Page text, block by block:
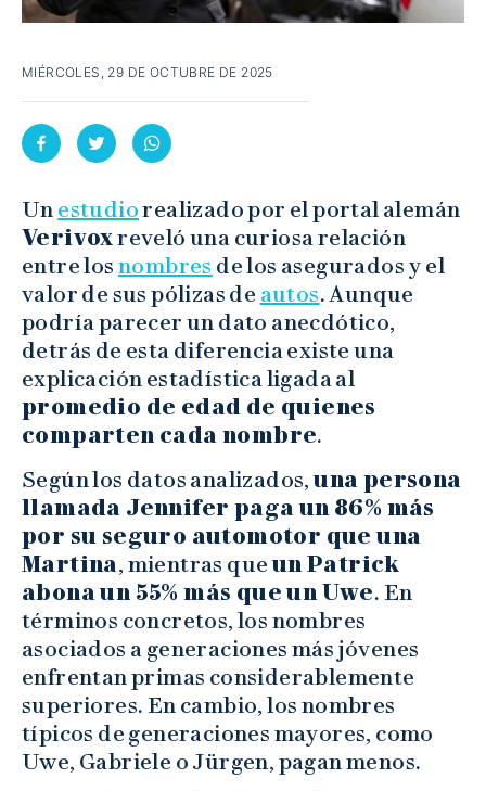
MIÉRCOLES, 29 DE OCTUBRE DE 2025
Un estudiorealizado por el portal alemán
Verivoxreveló una curiosa relación
entre losnombres de los asegurados y el
valor de sus pólizas de autos. Aunque
podría parecer un dato anecdótico,
detrás de esta diferencia existe una
explicación estadística ligada al
promedio de edad de quienes
comparten cada nombre.
Según los datos analizados,una persona
llamada Jennifer paga un 86% más
por su seguro automotor que una
Martina, mientras queun Patrick
abona un 55% más que un Uwe. En
términos concretos, los nombres
asociados a generaciones más jóvenes
enfrentan primas considerablemente
superiores. En cambio, los nombres
típicos de generaciones mayores, como
Uwe, Gabriele o Jürgen, pagan menos.